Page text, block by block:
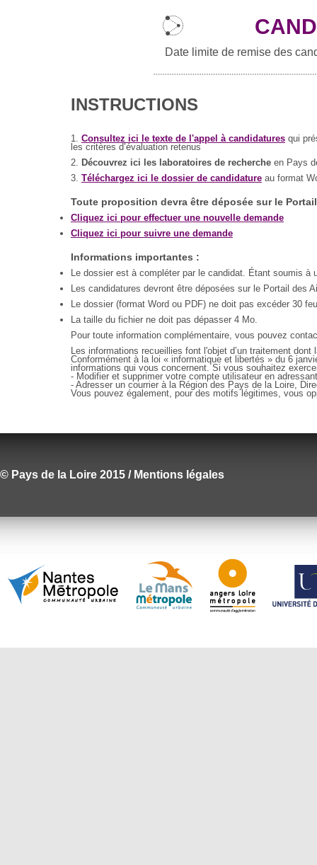
Date limite de remise des
INSTRUCTIONS
1. Consultez ici le texte de l'appel à candidatures qui
les critères d’évaluation retenus
2. Découvrez ici les laboratoires de recherche en Pays
3. Téléchargez ici le dossier de candidature au format
Toute proposition devra être déposée sur le
Cliquez ici pour effectuer une nouvelle demande
Cliquez ici pour suivre une demande
Informations importantes :
Le dossier est à compléter par le candidat. Étant soumis
Les candidatures devront être déposées sur le Portail des
Le dossier (format Word ou PDF) ne doit pas excéder 30
La taille du fichier ne doit pas dépasser 4 Mo.
Pour toute information complémentaire, vous pouvez
Les informations recueillies font l'objet d’un traitement
Conformément à la loi « informatique et libertés » du 6
informations qui vous concernent. Si vous souhaitez
- Modifier et supprimer votre compte utilisateur en
- Adresser un courrier à la Région des Pays de la Loire,
Vous pouvez également, pour des motifs légitimes, vous
© Pays de la Loire 2015 / Mentions légales